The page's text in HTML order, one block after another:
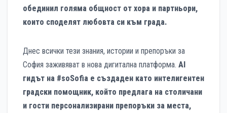
обединил голяма общност от хора и партньори,
които споделят любовта си към града.
Днес всички тези знания, истории и препоръки за
София заживяват в нова дигитална платформа. AI
гидът на #soSofia е създаден като интелигентен
градски помощник, който предлага на столичани
и гости персонализирани препоръки за места,